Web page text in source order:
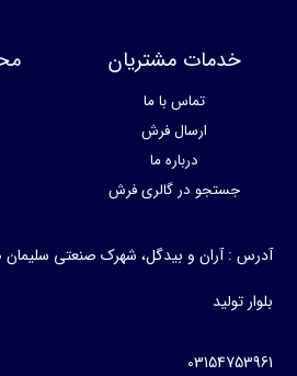
خدمات مشتریان
تماس با ما
ارسال فرش
درباره ما
جستجو در گالری فرش
آدرس : آران و بیدگل، شهرک صنعتی سلیمان
بلوار تولید
03154753961